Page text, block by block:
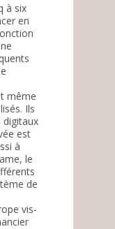
à six
en
même
Ils
digitaux
est
à
le
de
vis-